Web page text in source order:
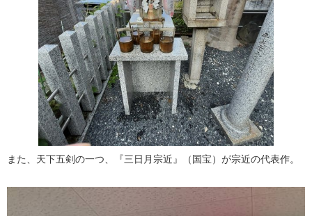
また、天下五剣の一つ、『三日月宗近』（国宝）が宗近の代表作。